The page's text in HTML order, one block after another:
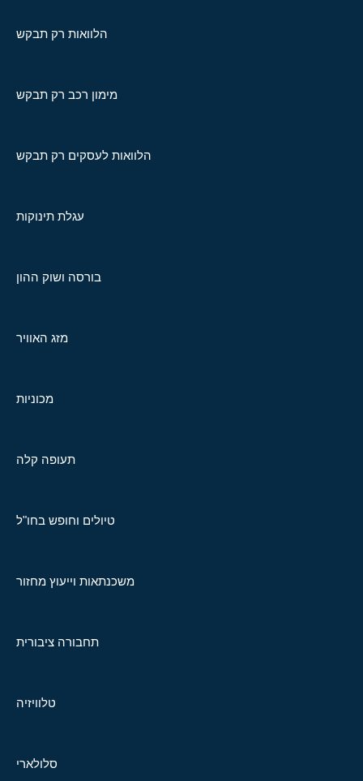
הלוואות רק תבקש
מימון רכב רק תבקש
הלוואות לעסקים רק תבקש
עגלת תינוקות
בורסה ושוק ההון
מזג האוויר
מכוניות
תעופה קלה
טיולים וחופש בחו"ל
משכנתאות וייעוץ מחזור
תחבורה ציבורית
טלוויזיה
סלולארי